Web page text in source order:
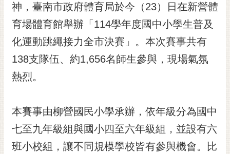
市民互動
黃
哲
螢
花
泉
桐
神，臺南市政府體育局於今（23）日在新營體
育場體育館舉辦「114學年度國中小學生普及
化運動跳繩接力全市決賽」。本次賽事共有
138支隊伍、約1,656名師生參與，現場氣氛
熱烈。
本賽事由柳營國民小學承辦，依年級分為國中
七至九年級組與國小四至六年級組，並設有六
班小校組，讓不同規模學校皆有參與機會。比